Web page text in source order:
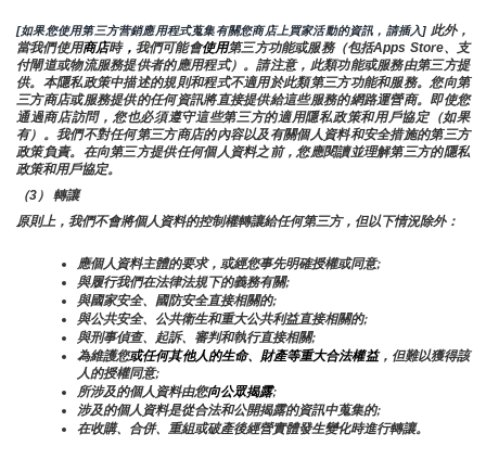
[如果您使用第三方营銷應用程式蒐集有關您商店上買家活動的資訊，請插入] 此外，
當我們使用商店時， 我們可能會使用第三方功能或服務（包括Apps Store、支
付閘道或物流服務提供者的應用程式）。請注意，此類功能或服務由第三方提
供。本隱私政策中描述的規則和程式不適用於此類第三方功能和服務。您向第
三方商店或服務提供的任何資訊將直接提供給這些服務的網路運營商。即使您
通過商店訪問，您也必須遵守這些第三方的適用隱私政策和用戶協定（如果
有）。我們不對任何第三方商店的內容以及有關個人資料和安全措施的第三方
政策負責。在向第三方提供任何個人資料之前，您應閱讀並理解第三方的隱私
政策和用戶協定。
（3） 轉讓
原則上，我們不會將個人資料的控制權轉讓給任何第三方，但以下情況除外：
應個人資料主體的要求，或經您事先明確授權或同意;
與履行我們在法律法規下的義務有關;
與國家安全、國防安全直接相關的;
與公共安全、公共衛生和重大公共利益直接相關的;
與刑事偵查、起訴、審判和執行直接相關;
為維護您或任何其他人的生命、財產等重大合法權益，但難以獲得該
人的授權同意;
所涉及的個人資料由您向公眾揭露;
涉及的個人資料是從合法和公開揭露的資訊中蒐集的;
在收購、合併、重組或破產後經營實體發生變化時進行轉讓。